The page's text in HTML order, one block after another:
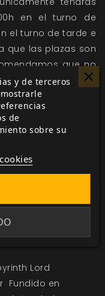
en el turno de
el turno de tarde e
que las plazas son
que no
o puedes quedarte
y ven este 30 de
en Gigamesh a
de mesa)
Lord
Fundido en
y de terceros
de
sobre su